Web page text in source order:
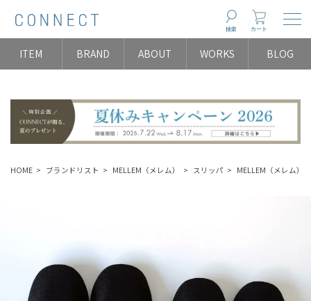
検索 カート
ITEM BRAND ABOUT WORKS BLOG
HOME ブランドリスト MELLEM（メレム） スリッパ MELLEM（メレム）